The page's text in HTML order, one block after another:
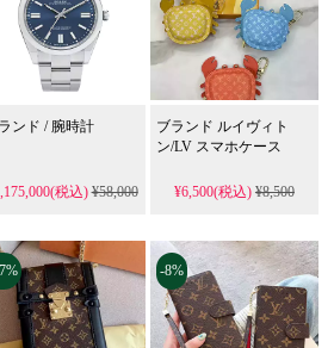
直接提携しており、中間業
、非常に競争力のある価格
仕入れでも、コストパフォー
をお届けします。
配送、物流追跡に至るま
スをお客様に公開していま
状況をリアルタイムでご確認
が絶妙で、とても良い
感触、サイズ 12x9cm
ブランド / 腕時計
税込)¥58,000
ブランド ルイヴィト
ン/LV スマホケース
¥6,500(税込) ¥8,500
-8%